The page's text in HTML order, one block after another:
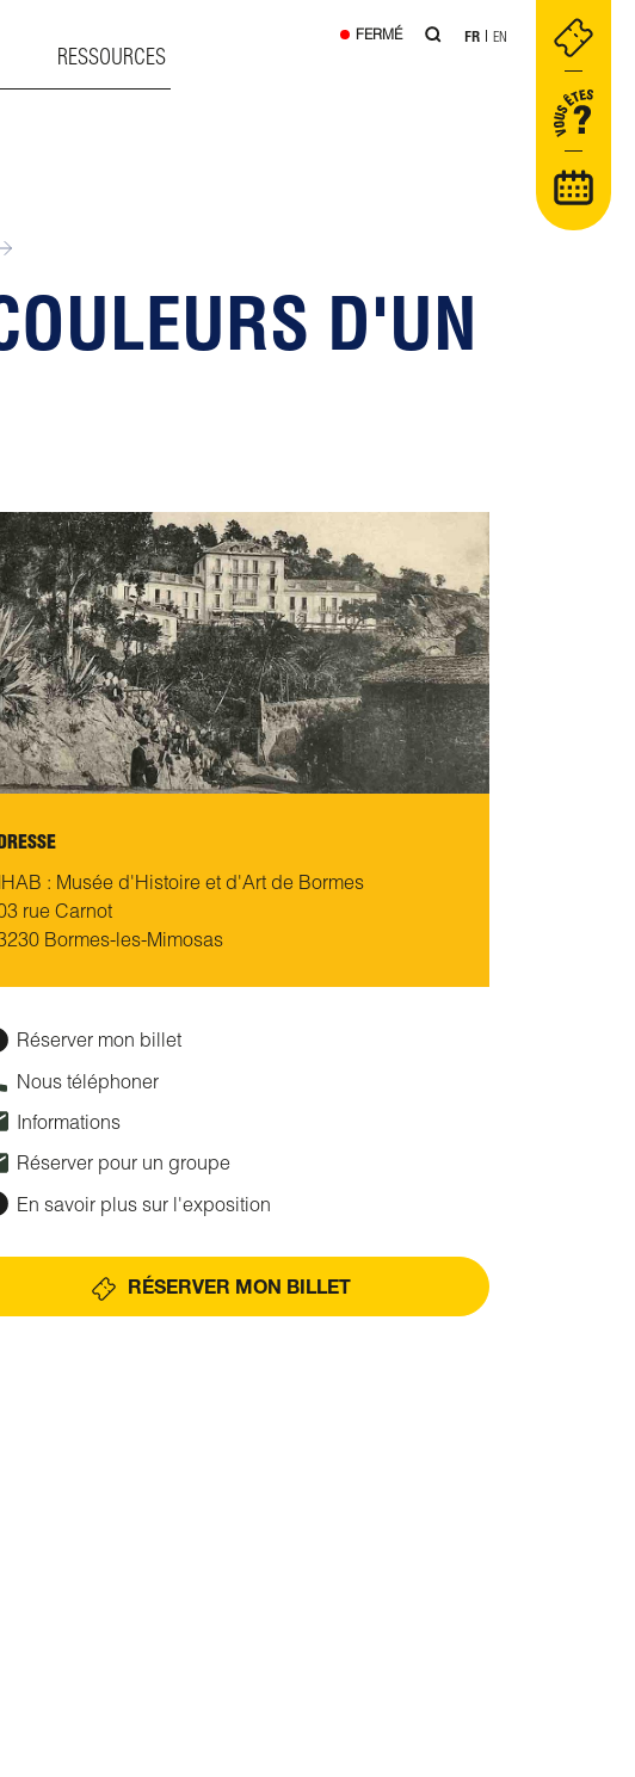
RESSOURCES
FERMÉ FR EN
D'UN
: Musée d'Histoire et d'Art de Bormes
rue Carnot
Bormes-les-Mimosas
Réserver mon billet
Nous téléphoner
Informations
Réserver pour un groupe
En savoir plus sur l'exposition
RÉSERVER MON BILLET